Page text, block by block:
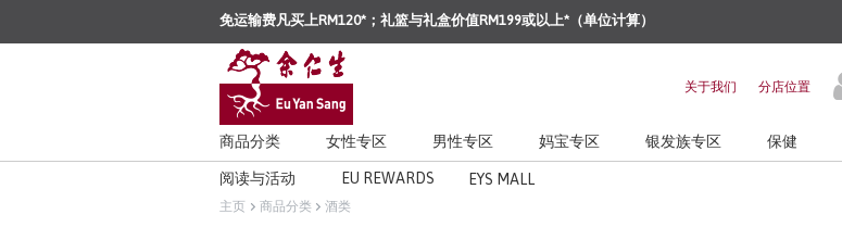
免运输费凡买上RM120*；礼篮与礼盒价值RM199或以上*（单位计算）
关于我们 分店位置
商品分类 女性专区 男性专区 妈宝专区 银发族专区 保健
阅读与活动 EU REWARDS EYS MALL
主页 商品分类 酒类